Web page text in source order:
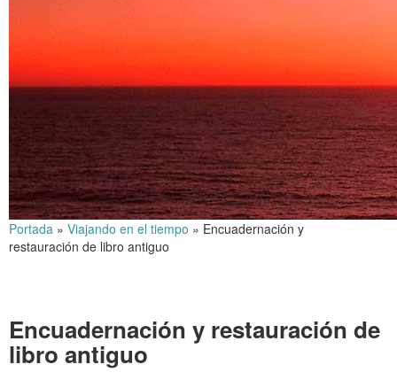
Portada » Viajando en el tiempo » Encuadernación y
restauración de libro antiguo
Encuadernación y restauración de
libro antiguo